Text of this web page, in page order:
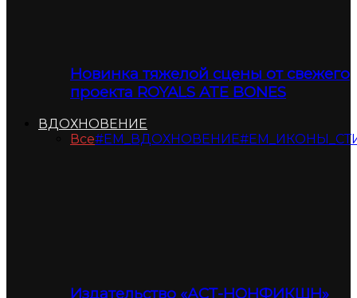
Новинка тяжелой сцены от свежего
проекта ROYALS ATE BONES
ВДОХНОВЕНИЕ
Все#ЕМ_ВДОХНОВЕНИЕ
Издательство «АСТ-НОНФИКШН»